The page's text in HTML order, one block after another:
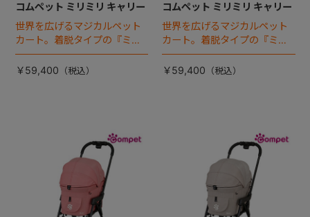
コムペット ミリミリ キャリー
世界を広げるマジカルペット
カート。着脱タイプの『ミリ
ミリEG』 がフルモデルチェン
ジ 。新機能「マジカルフォー
￥59,400
コムペット ミリミリ キャリー
世界を広げるマジカルペット
カート。着脱タイプの『ミリ
ミリEG』 がフルモデルチェン
ジ 。新機能「マジカルフォー
￥59,400